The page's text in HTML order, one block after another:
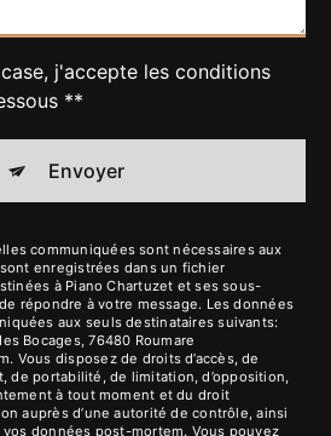
j'accepte les conditions
**
Envoyer
communiquées sont nécessaires aux
enregistrées dans un fichier
à Piano Chartuzet et ses sous-
répondre à votre message. Les données
aux seuls destinataires suivants:
Bocages, 76480 Roumare
Vous disposez de droits d’accès, de
de portabilité, de limitation, d’opposition,
à tout moment et du droit
auprès d’une autorité de contrôle, ainsi
vos données post-mortem. Vous pouvez